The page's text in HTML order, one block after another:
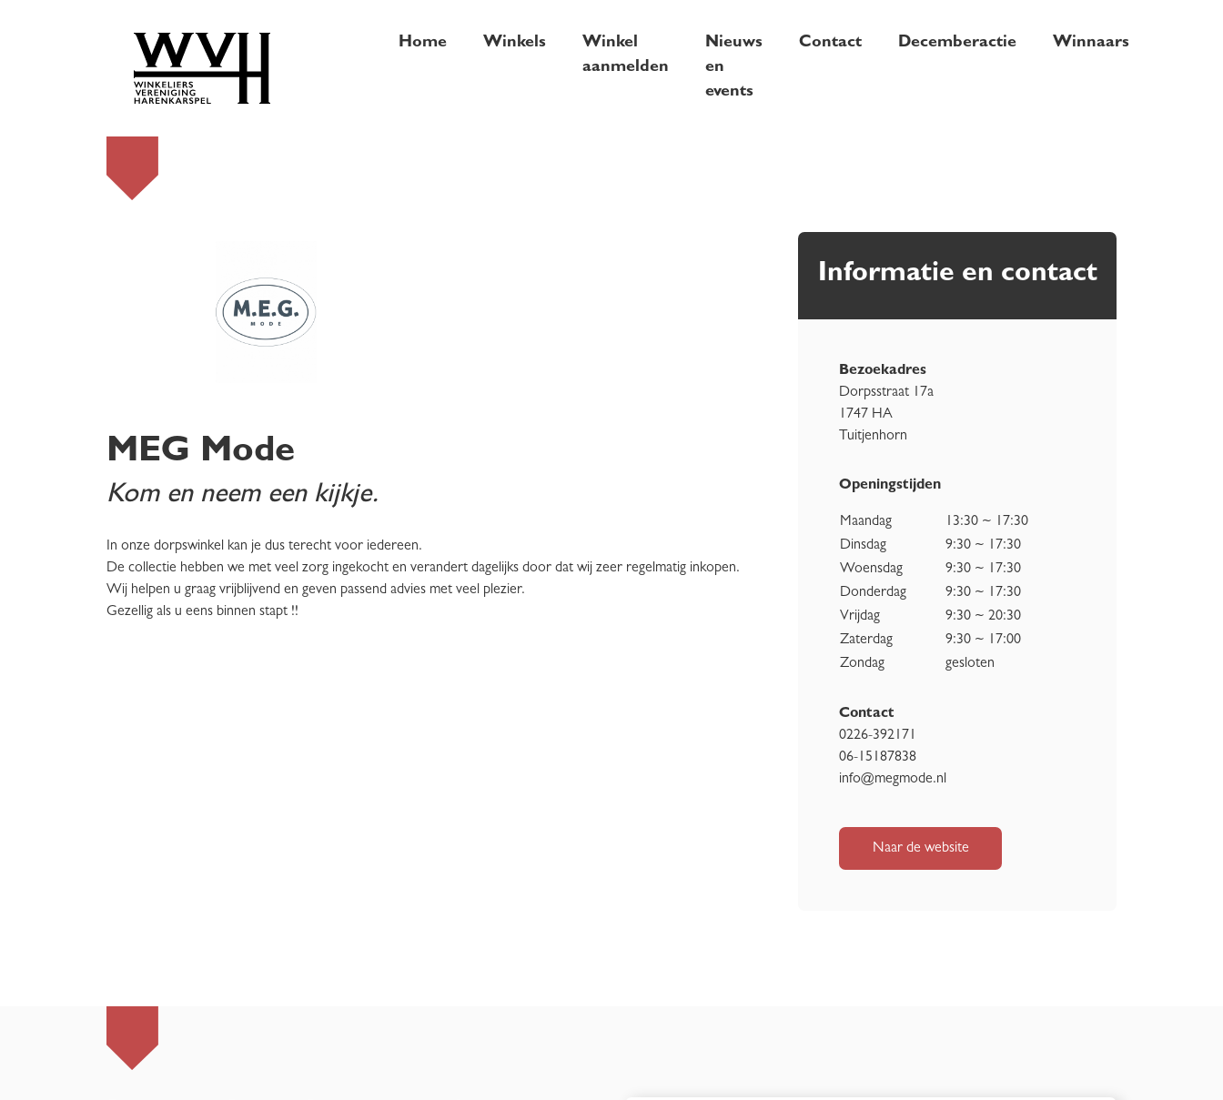
Home Winkels
Winkel
aanmelden
Nieuws
en
events
Contact Decemberactie Winnaars
MEG Mode
Kom en neem een kijkje.
In onze dorpswinkel kan je dus terecht voor iedereen.
De collectie hebben we met veel zorg ingekocht en verandert dagelijks door dat wij zeer regelmatig inkopen.
Wij helpen u graag vrijblijvend en geven passend advies met veel plezier.
Gezellig als u eens binnen stapt !!
Informatie en contact
Bezoekadres
Dorpsstraat 17a
1747 HA
Tuitjenhorn
Openingstijden
Maandag
13:30 ~ 17:30
Dinsdag
9:30 ~ 17:30
Woensdag
9:30 ~ 17:30
Donderdag
9:30 ~ 17:30
Vrijdag
9:30 ~ 20:30
Zaterdag
9:30 ~ 17:00
Zondag
gesloten
Contact
0226-392171
06-15187838
info@megmode.nl
Naar de website